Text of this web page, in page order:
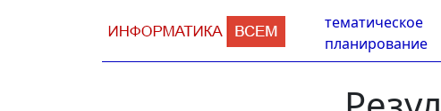
тематическое
планирование